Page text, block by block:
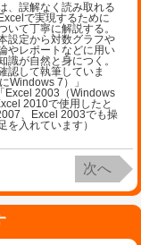
、誤解なく読み取れる
で実現するために
いて丁寧に解説する。
設定から対数グラフや
やレポートなどに用い
識が自然と身につく。
認して執筆していま
Windows 7）」
Excel 2003（Windows
2010で使用したと
、Excel 2003でも操
を入れています）
次へ